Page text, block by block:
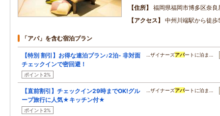
住所
福岡県福岡市博多区奈良
アクセス
中州川端駅から徒歩
「アパ」を含む宿泊プラン
【特別 割引】お得な連泊プラン♪2泊- 非対面
チェックインで密回避！
ポイント2%
…ザイナーズアパートに泊ま…
【直前割引】チェックイン29時までOK!グル
ープ旅行に人気★キッチン付★
ポイント2%
…ザイナーズアパートに泊ま…